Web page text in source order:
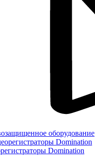
оборудование
Domination